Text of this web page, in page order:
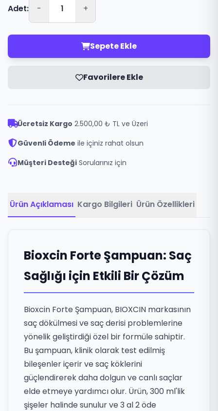
Adet: - +
Sepete Ekle
Favorilere Ekle
Ücretsiz Kargo 2.500,00 ₺ TL ve Üzeri
Güvenli Ödeme ile içiniz rahat olsun
Müşteri Desteği Sorularınız için
Ürün Açıklaması Kargo Bilgileri Ürün Özellikleri
Bioxcin Forte Şampuan: Saç
Sağlığı için Etkili Bir Çözüm
Bioxcin Forte Şampuan, BIOXCIN markasının
saç dökülmesi ve saç derisi problemlerine
yönelik geliştirdiği özel bir formüle sahiptir.
Bu şampuan, klinik olarak test edilmiş
bileşenler içerir ve saç köklerini
güçlendirerek daha dolgun ve canlı saçlar
elde etmeye yardımcı olur. Ürün, 300 ml'lik
şişeler halinde sunulur ve 3 al 2 öde